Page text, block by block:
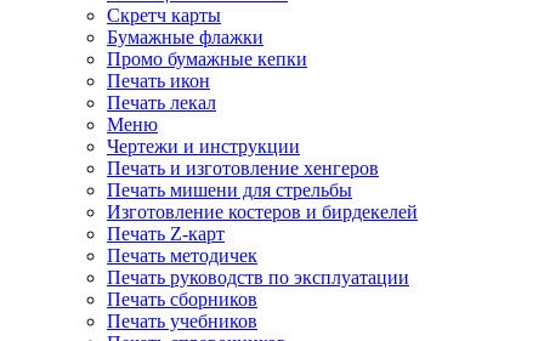
Скретч карты
Бумажные флажки
Промо бумажные кепки
Печать икон
Печать лекал
Меню
Чертежи и инструкции
Печать и изготовление хенгеров
Печать мишени для стрельбы
Изготовление костеров и бирдекелей
Печать Z-карт
Печать методичек
Печать руководств по эксплуатации
Печать сборников
Печать учебников